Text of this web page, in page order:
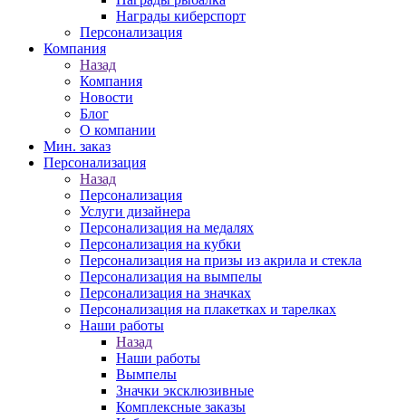
Награды киберспорт
Персонализация
Компания
Назад
Компания
Новости
Блог
О компании
Мин. заказ
Персонализация
Назад
Персонализация
Услуги дизайнера
Персонализация на медалях
Персонализация на кубки
Персонализация на призы из акрила и стекла
Персонализация на вымпелы
Персонализация на значках
Персонализация на плакетках и тарелках
Наши работы
Назад
Наши работы
Вымпелы
Значки эксклюзивные
Комплексные заказы